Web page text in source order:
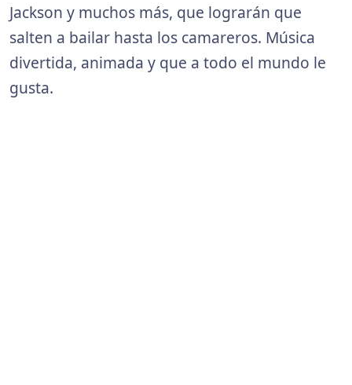
Jackson y muchos más, que lograrán que
salten a bailar hasta los camareros. Música
divertida, animada y que a todo el mundo le
gusta.